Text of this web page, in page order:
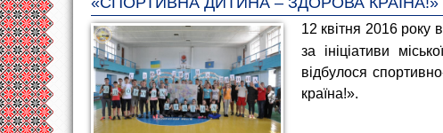
12 квітня 2016 року
за ініціативи
відбулося
країна!».